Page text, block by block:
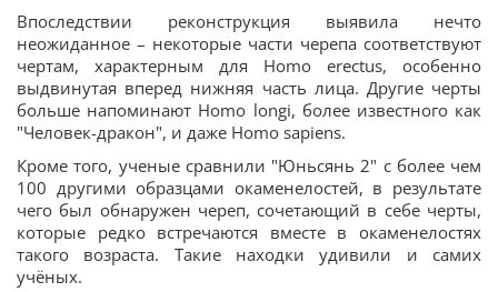
Впоследствии реконструкция выявила нечто
неожиданное – некоторые части черепа соответствуют
чертам, характерным для Homo erectus, особенно
выдвинутая вперед нижняя часть лица. Другие черты
больше напоминают Homo longi, более известного как
"Человек-дракон", и даже Homo sapiens.
Кроме того, ученые сравнили "Юньсянь 2" с более чем
100 другими образцами окаменелостей, в результате
чего был обнаружен череп, сочетающий в себе черты,
которые редко встречаются вместе в окаменелостях
такого возраста. Такие находки удивили и самих
учёных.